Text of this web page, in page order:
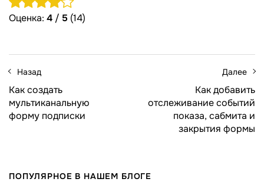
Оценка: 4 / 5 (14)
Назад
Как создать
мультиканальную
форму подписки
Далее
Как добавить
отслеживание событий
показа, сабмита и
закрытия формы
ПОПУЛЯРНОЕ В НАШЕМ БЛОГЕ